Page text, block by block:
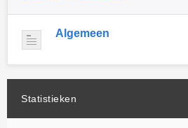
Algemeen
Statistieken